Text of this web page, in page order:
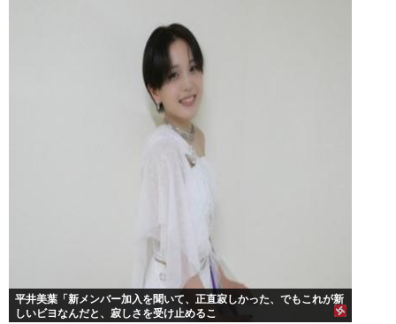
平井美葉「新メンバー加入を聞いて、正直寂しかった、でもこれが新
しいビヨなんだと、寂しさを受け止めるこ